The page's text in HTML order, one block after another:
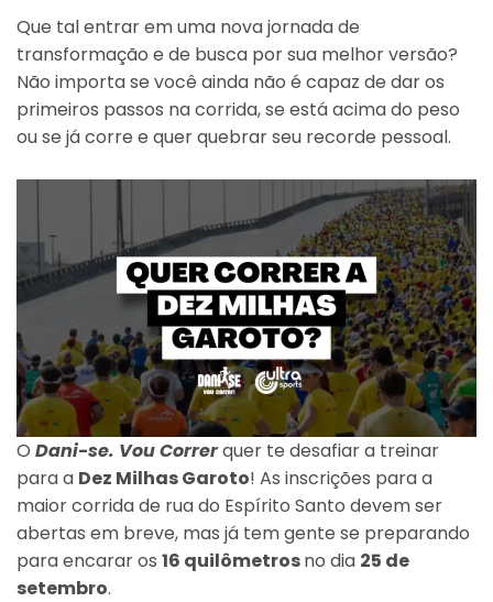
Que tal entrar em uma nova jornada de
transformação e de busca por sua melhor versão?
Não importa se você ainda não é capaz de dar os
primeiros passos na corrida, se está acima do peso
ou se já corre e quer quebrar seu recorde pessoal.
O Dani-se. Vou Correrquer te desafiar a treinar
para a Dez Milhas Garoto! As inscrições para a
maior corrida de rua do Espírito Santo devem ser
abertas em breve, mas já tem gente se preparando
para encarar os 16 quilômetrosno dia 25 de
setembro.